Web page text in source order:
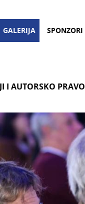
GALERIJA SPONZORI
I AUTORSKO PRAVO